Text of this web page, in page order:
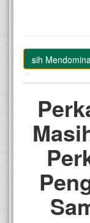
Masih